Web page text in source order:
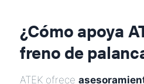
¿Cómo apoya
freno de
ATEK ofrece